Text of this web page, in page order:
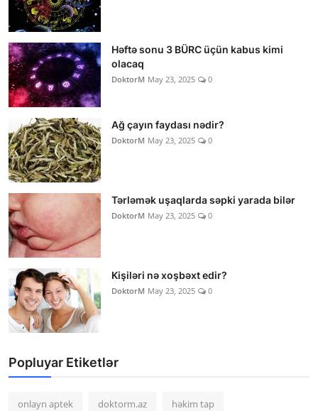
Həftə sonu 3 BÜRC üçün kabus kimi
olacaq
DoktorM May 23, 2025 0
Ağ çayın faydası nədir?
DoktorM May 23, 2025 0
Tərləmək uşaqlarda səpki yarada bilər
DoktorM May 23, 2025 0
Kişiləri nə xoşbəxt edir?
DoktorM May 23, 2025 0
Popluyar Etiketlər
onlayn aptek doktorm.az həkim tap